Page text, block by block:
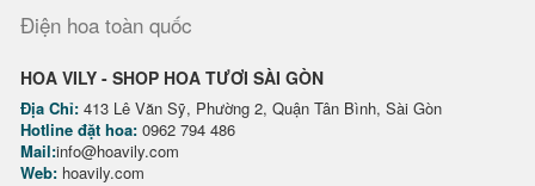
Điện hoa toàn quốc
HOA VILY - SHOP HOA TƯƠI SÀI GÒN
Địa Chỉ: 413 Lê Văn Sỹ, Phường 2, Quận Tân Bình, Sài Gòn
Hotline đặt hoa: 0962 794 486
Mail:info@hoavily.com
Web: hoavily.com